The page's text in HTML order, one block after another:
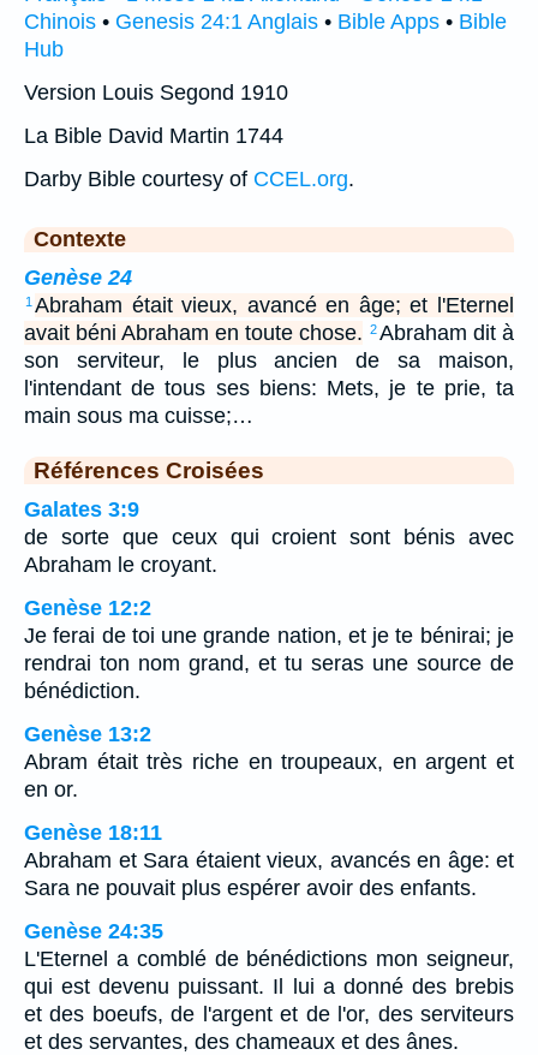
Chinois • Genesis 24:1 Anglais • Bible Apps • Bible
Hub
Version Louis Segond 1910
La Bible David Martin 1744
Darby Bible courtesy of CCEL.org.
Contexte
Genèse 24
1 Abraham était vieux, avancé en âge; et l'Eternel
avait béni Abraham en toute chose. 2Abraham dit à
son serviteur, le plus ancien de sa maison,
l'intendant de tous ses biens: Mets, je te prie, ta
main sous ma cuisse;…
Références Croisées
Galates 3:9
de sorte que ceux qui croient sont bénis avec
Abraham le croyant.
Genèse 12:2
Je ferai de toi une grande nation, et je te bénirai; je
rendrai ton nom grand, et tu seras une source de
bénédiction.
Genèse 13:2
Abram était très riche en troupeaux, en argent et
en or.
Genèse 18:11
Abraham et Sara étaient vieux, avancés en âge: et
Sara ne pouvait plus espérer avoir des enfants.
Genèse 24:35
L'Eternel a comblé de bénédictions mon seigneur,
qui est devenu puissant. Il lui a donné des brebis
et des boeufs, de l'argent et de l'or, des serviteurs
et des servantes, des chameaux et des ânes.